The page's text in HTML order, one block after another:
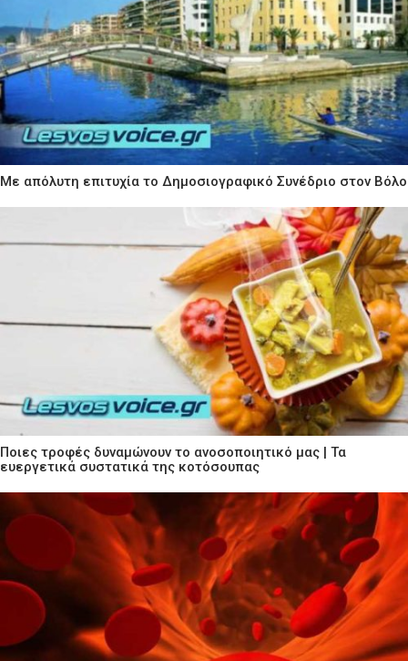
Με απόλυτη επιτυχία το Δημοσιογραφικό Συνέδριο στον Βόλο
Ποιες τροφές δυναμώνουν το ανοσοποιητικό μας | Τα
ευεργετικά συστατικά της κοτόσουπας